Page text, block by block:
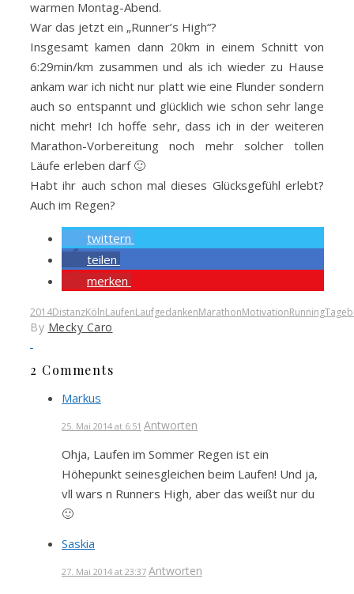
warmen Montag-Abend.
War das jetzt ein „Runner’s High“?
Insgesamt kamen dann 20km in einem Schnitt von
6:29min/km zusammen und als ich wieder zu Hause
ankam war ich nicht nur platt wie eine Flunder sondern
auch so entspannt und glücklich wie schon sehr lange
nicht mehr! Ich hoffe sehr, dass ich in der weiteren
Marathon-Vorbereitung noch mehr solcher tollen
Läufe erleben darf 🙂
Habt ihr auch schon mal dieses Glücksgefühl erlebt?
Auch im Regen?
twittern
teilen
merken
2014DistanzKölnLaufenLaufgedankenMarathonMotivationRunning
By Mecky Caro
2 Comments
Markus
25. Mai 2014 at 6:51 Antworten
Ohja, Laufen im Sommer Regen ist ein
Höhepunkt seinesgleichen beim Laufen! Und ja,
vll wars n Runners High, aber das weißt nur du
🙂
Saskia
27. Mai 2014 at 23:37 Antworten